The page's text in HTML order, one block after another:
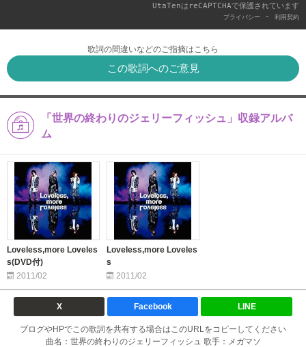
UtaTenはreCAPTCHAで保護されています
プライバシー - 利用契約
歌詞の間違いなどのご指摘はこちら
この歌詞へのご意見
「世界の終わりのジェリーフィッシュ」収録アルバ
ム
Loveless,more Loveles
s(DVD付)
2011/02
Loveless,more Loveles
s
2011/02
X Facebook LINE
ブログやHPでこの歌詞を共有する場合はこのURLをコピーしてください
曲名：世界の終わりのジェリーフィッシュ 歌手：メガマソ